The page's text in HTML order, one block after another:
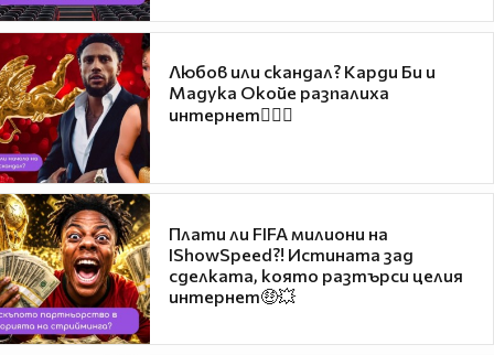
Любов или скандал? Карди Би и
Мадука Окойе разпалиха
интернет❤️‍🔥🔥
Плати ли FIFA милиони на
IShowSpeed?! Истината зад
сделката, която разтърси целия
интернет🤑💥